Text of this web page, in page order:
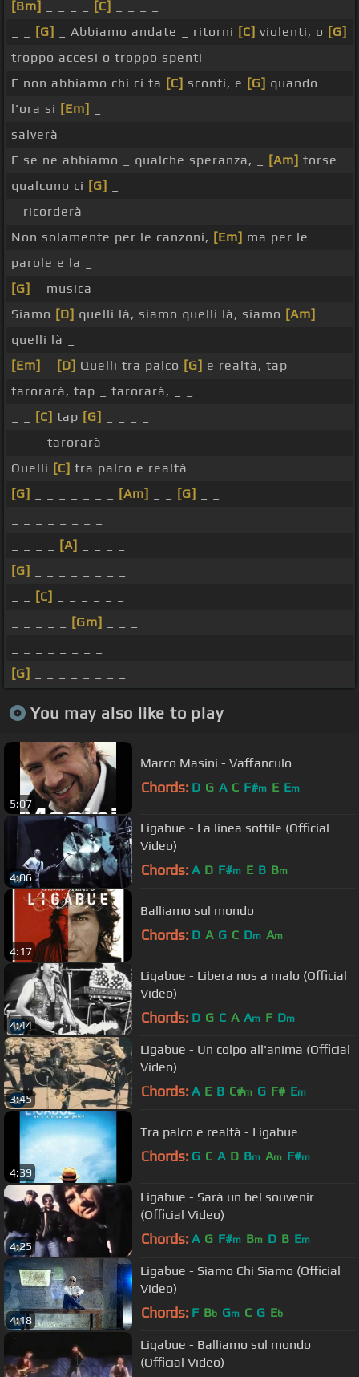
[Bm] [C]
[G] _ Abbiamo andate _ ritorni [C] violenti, o [G]
troppo accesi o troppo spenti
E non abbiamo chi ci fa [C] sconti, e [G] quando
l'ora si [Em]
salverà
E se ne abbiamo _ qualche speranza, _
[Am] forse
qualcuno ci [G]
_ ricorderà
Non solamente per le canzoni, [Em] ma per le
parole e la _
[G]
_ musica
Siamo [D] quelli là, siamo quelli là, siamo [Am]
quelli là _
[Em]
[D] Quelli tra palco [G] e realtà, tap _
tarorarà, tap _ tarorarà, _ _
[C] tap [G]
_ _ _ tarorarà _ _ _
Quelli [C] tra palco e realtà
[G]
[Am] [G]
[A]
[G]
[C]
[Gm]
[G]
You may also like to play
5:07
Marco Masini - Vaffanculo
Chords: D G A C F#m E Em
4:06
Ligabue - La linea sottile (Official
Video)
Chords: A D F#m E B Bm
4:17
Balliamo sul mondo
Chords: D A G C Dm Am
4:44
Ligabue - Libera nos a malo (Official
Video)
Chords: D G C A Am F Dm
3:45
Ligabue - Un colpo all'anima (Official
Video)
Chords: A E B C#m G F# Em
4:39
Tra palco e realtà - Ligabue
Chords: G C A D Bm Am F#m
4:25
Ligabue - Sarà un bel souvenir
(Official Video)
Chords: A G F#m Bm D B Em
4:18
Ligabue - Siamo Chi Siamo (Official
Video)
Chords: F Bb Gm C G Eb
Ligabue - Balliamo sul mondo
(Official Video)